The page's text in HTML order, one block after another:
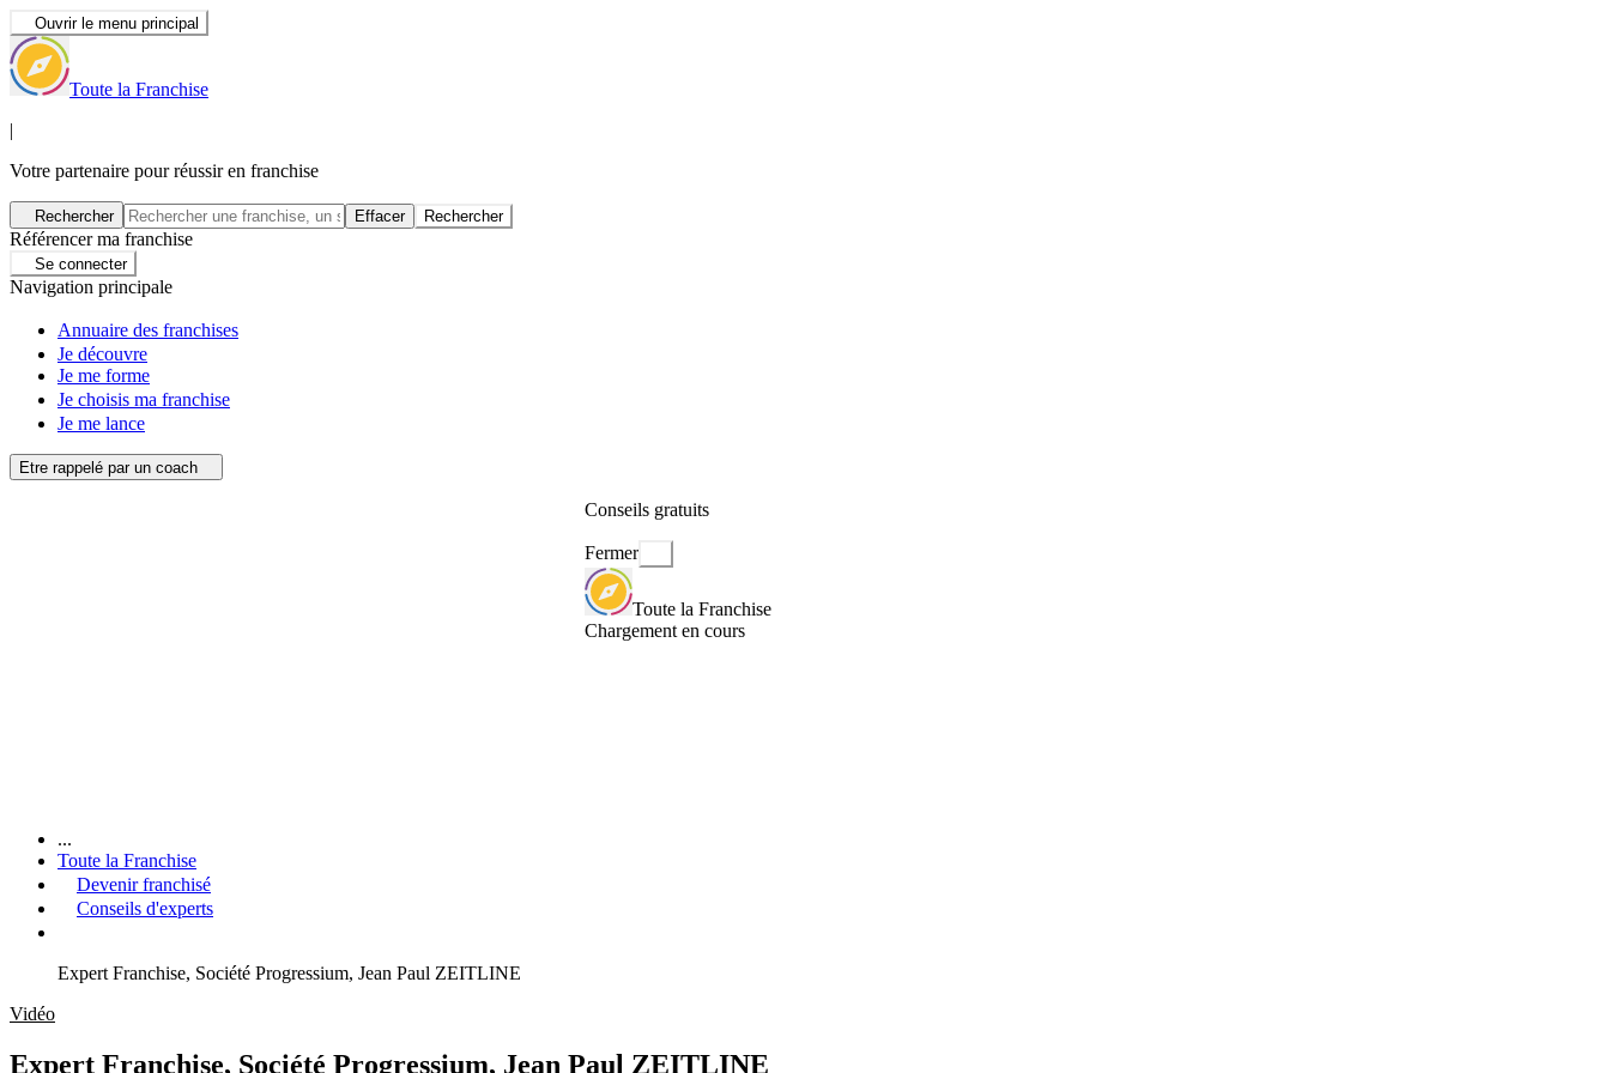
Ouvrir le menu principal
Toute la Franchise
|
Votre partenaire pour réussir en franchise
Rechercher Effacer Rechercher
Référencer ma franchise
Se connecter
Navigation principale
Annuaire des franchises
Je découvre
Je me forme
Je choisis ma franchise
Je me lance
Etre rappelé par un coach
Conseils gratuits
Fermer
Toute la Franchise
Chargement en cours
...
Toute la Franchise
Devenir franchisé
Conseils d'experts
Expert Franchise, Société Progressium, Jean Paul ZEITLINE
Vidéo
Expert Franchise, Société Progressium, Jean Paul ZEITLINE